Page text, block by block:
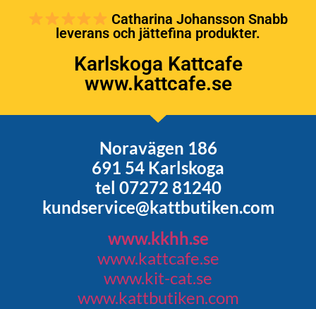
Catharina Johansson Snabb
leverans och jättefina produkter.
Karlskoga Kattcafe
www.kattcafe.se
Noravägen 186
691 54 Karlskoga
tel 07272 81240
kundservice@kattbutiken.com
www.kkhh.se
www.kattcafe.se
www.kit-cat.se
www.kattbutiken.com